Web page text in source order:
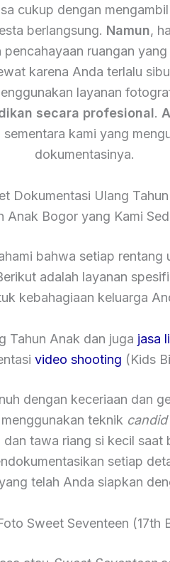
cukup dengan
berlangsung. Namun,
ruangan
karena Anda terlalu
layanan
secara profesional.
kami yang
dokumentasinya.
Dokumentasi Ulang
Anak Bogor yang Kami
bahwa setiap rentang
adalah layanan
kebahagiaan keluarga
Tahun Anak dan juga jasa
video shooting (Kids
dengan keceriaan dan
teknik
tawa riang si kecil saat
setiap
telah Anda siapkan
Sweet Seventeen (17th